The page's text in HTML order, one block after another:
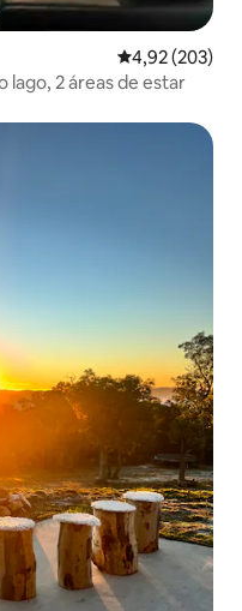
4,92 de uma
4,92 (203)
lago, 2 áreas de estar